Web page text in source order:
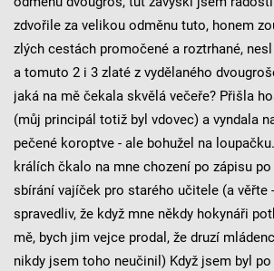
zdvořile za velikou odměnu tuto, honem
zlých cestách promočené a roztrhané,
a tomuto 2 i 3 zlaté z vydělaného
jaká na mě čekala skvělá večeře? Přišla
(můj principál totiž byl vdovec) a vyndala
pečené koroptve - ale bohužel na
králích čkalo na mne chození po zápisu
sbírání vajíček pro starého učitele (a věřte
spravedliv, že když mne někdy hokynáři
mě, bych jim vejce prodal, že druzí
nikdy jsem toho neučinil) Když jsem byl